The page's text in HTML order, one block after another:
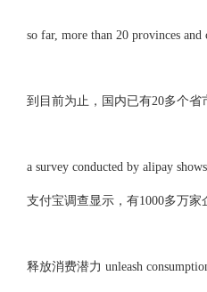
so far, more than 20 provinces
到目前为止，国内已有20多个
a survey conducted by alipay
支付宝调查显示，有1000多万
释放消费潜力 unleash